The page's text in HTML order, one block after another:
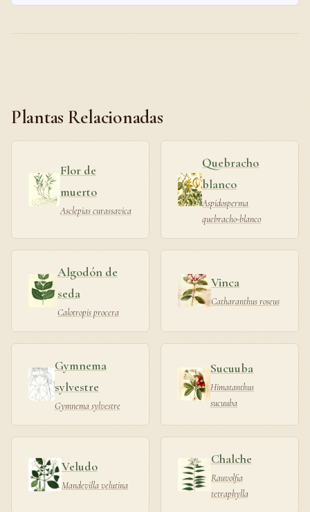
Plantas Relacionadas
Flor de
muerto
Asclepias curassavica
Quebracho
blanco
Aspidosperma
quebracho-blanco
Algodón de
seda
Calotropis procera
Vinca
Catharanthus roseus
Gymnema
sylvestre
Gymnema sylvestre
Sucuuba
Himatanthus
sucuuba
Veludo
Mandevilla velutina
Chalche
Rauvolfia
tetraphylla